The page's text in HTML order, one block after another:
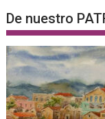
De nuestro